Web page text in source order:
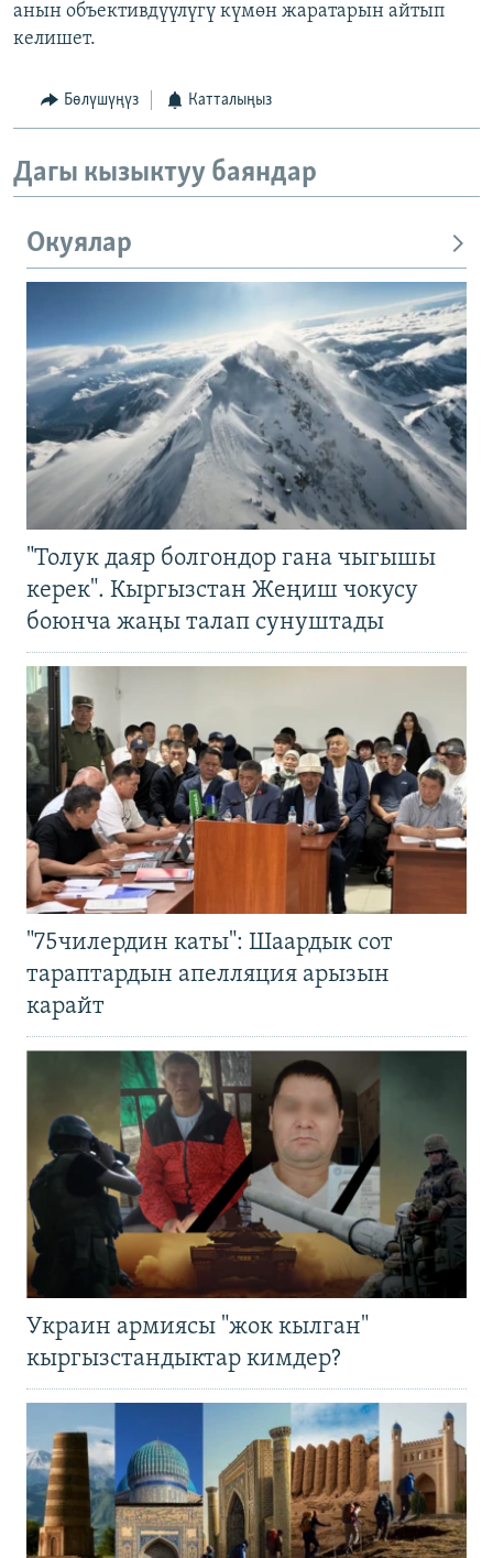
анын объективдүүлүгү күмөн жаратарын айтып
келишет.
Бөлүшүңүз Катталыңыз
Дагы кызыктуу баяндар
Окуялар
"Толук даяр болгондор гана чыгышы
керек". Кыргызстан Жеңиш чокусу
боюнча жаңы талап сунуштады
"75чилердин каты": Шаардык сот
тараптардын апелляция арызын
карайт
Украин армиясы "жок кылган"
кыргызстандыктар кимдер?